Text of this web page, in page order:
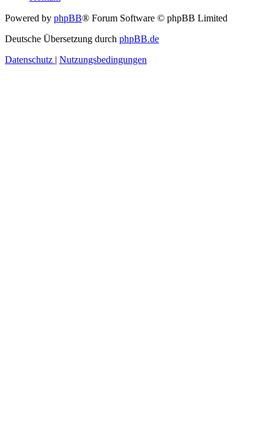
Powered by phpBB® Forum Software © phpBB Limited
Deutsche Übersetzung durch phpBB.de
Datenschutz | Nutzungsbedingungen